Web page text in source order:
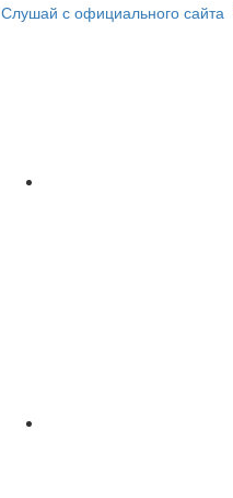
Слушай с официального сайта